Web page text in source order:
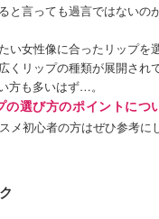
と言っても過言ではないの
い女性像に合ったリップを
くリップの種類が展開され
方も多いはず…。
の選び方のポイントにつ
メ初心者の方はぜひ参考に